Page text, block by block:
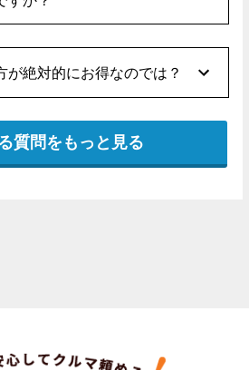
が絶対的にお得なのでは？
質問をもっと見る